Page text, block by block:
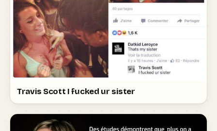
Travis Scott I fucked ur sister